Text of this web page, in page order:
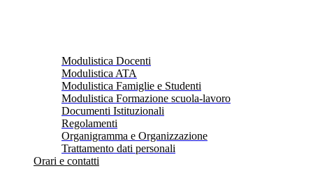
Modulistica Docenti
Modulistica ATA
Modulistica Famiglie e Studenti
Modulistica Formazione scuola-lavoro
Documenti Istituzionali
Regolamenti
Organigramma e Organizzazione
Trattamento dati personali
Orari e contatti